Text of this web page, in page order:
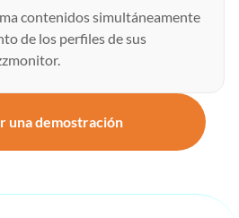
contenidos simultáneamente
de los perfiles de sus
una demostración